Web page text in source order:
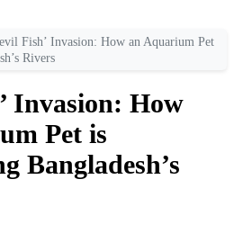
Fish’ Invasion: How an Aquarium Pet
Rivers
Invasion: How
Pet is
Bangladesh’s